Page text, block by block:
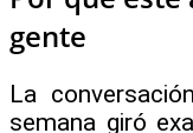
gente
La
semana giró